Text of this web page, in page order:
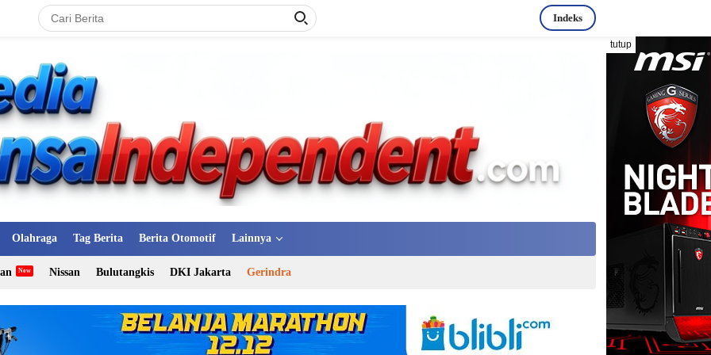
Indeks
tutup
Olahraga Tag Berita Berita Otomotif Lainnya
Nissan Bulutangkis DKI Jakarta Gerindra